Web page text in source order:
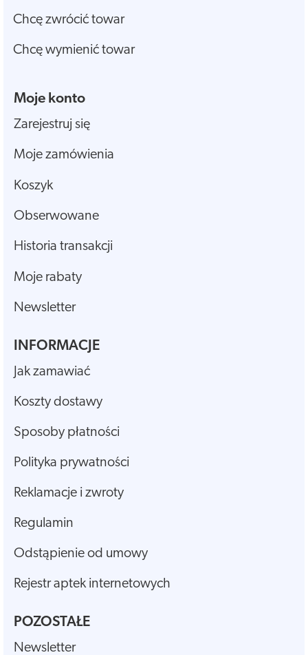
Chcę zwrócić towar
Chcę wymienić towar
Moje konto
Zarejestruj się
Moje zamówienia
Koszyk
Obserwowane
Historia transakcji
Moje rabaty
Newsletter
INFORMACJE
Jak zamawiać
Koszty dostawy
Sposoby płatności
Polityka prywatności
Reklamacje i zwroty
Regulamin
Odstąpienie od umowy
Rejestr aptek internetowych
POZOSTAŁE
Newsletter